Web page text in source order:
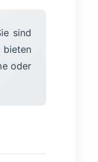
sind
oder